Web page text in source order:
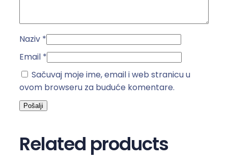
d
u
o
l
i
n
Naziv *
Email *
Sačuvaj moje ime, email i web stranicu u
ovom browseru za buduće komentare.
Related products